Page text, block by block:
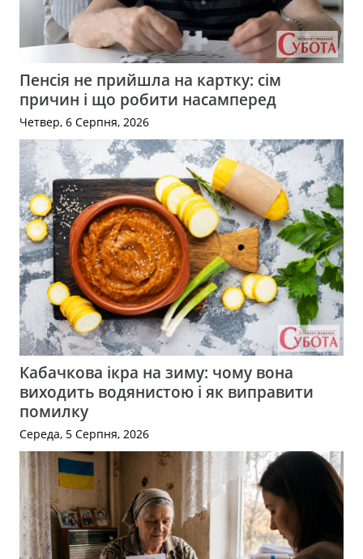
Пенсія не прийшла на картку: сім
причин і що робити насамперед
Четвер, 6 Серпня, 2026
Кабачкова ікра на зиму: чому вона
виходить водянистою і як виправити
помилку
Середа, 5 Серпня, 2026